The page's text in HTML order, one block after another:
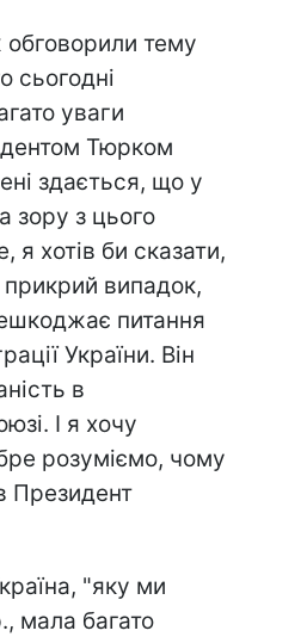
тему
сьогодні
уваги
Тюрком
здається, що у
зору з цього
хотів би сказати,
випадок,
питання
України. Він
в
І я хочу
розуміємо, чому
Президент
"яку ми
мала багато